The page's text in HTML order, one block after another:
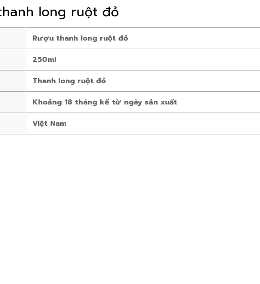
long ruột đỏ
Rượu thanh long ruột đỏ
250ml
Thanh long ruột đỏ
Khoảng 18 tháng kể từ ngày sản xuất
Việt Nam